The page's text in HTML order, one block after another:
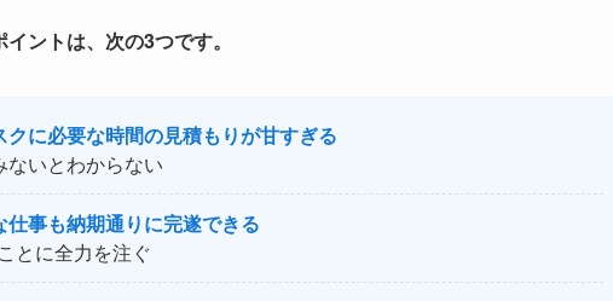
ントは、次の3つです。
に必要な時間の見積もりが甘すぎる
いとわからない
事も納期通りに完遂できる
とに全力を注ぐ